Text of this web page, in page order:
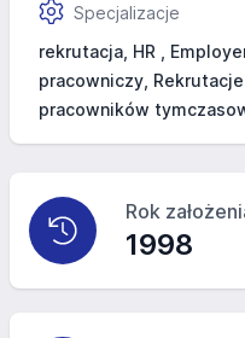
Specjalizacje
rekrutacja, HR ,
pracowniczy,
pracowników
Rok
1998